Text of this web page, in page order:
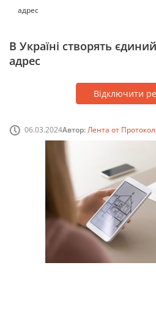
адрес
В Україні створять
адрес
Відключити
06.03.2024Автор:Лента от